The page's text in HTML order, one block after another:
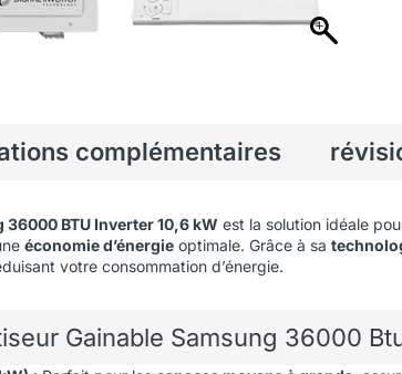
complémentaires
BTU Inverter 10,6 kW est la solution idéale
économie d’énergie optimale. Grâce à sa
votre consommation d’énergie.
Gainable Samsung 36000